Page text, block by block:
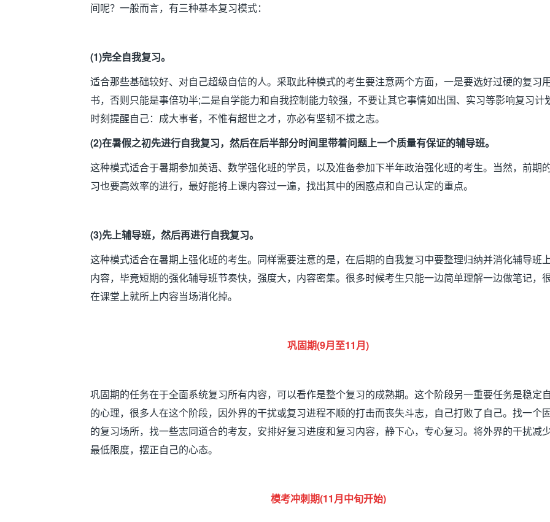
间呢？一般而言，有三种基本复习模式：
(1)完全自我复习。
适合那些基础较好、对自己超级自信的人。采取此种模式的考生要注意两个方面，一是要选好过硬的复习
书，否则只能是事倍功半;二是自学能力和自我控制能力较强，不要让其它事情如出国、实习等影响复习计
时刻提醒自己：成大事者，不惟有超世之才，亦必有坚韧不拔之志。
(2)在暑假之初先进行自我复习，然后在后半部分时间里带着问题上一个质量有保证的辅导班。
这种模式适合于暑期参加英语、数学强化班的学员，以及准备参加下半年政治强化班的考生。当然，前期
习也要高效率的进行，最好能将上课内容过一遍，找出其中的困惑点和自己认定的重点。
(3)先上辅导班，然后再进行自我复习。
这种模式适合在暑期上强化班的考生。同样需要注意的是，在后期的自我复习中要整理归纳并消化辅导班
内容，毕竟短期的强化辅导班节奏快，强度大，内容密集。很多时候考生只能一边简单理解一边做笔记，
在课堂上就所上内容当场消化掉。
巩固期(9月至11月)
巩固期的任务在于全面系统复习所有内容，可以看作是整个复习的成熟期。这个阶段另一重要任务是稳定
的心理，很多人在这个阶段，因外界的干扰或复习进程不顺的打击而丧失斗志，自己打败了自己。找一个
的复习场所，找一些志同道合的考友，安排好复习进度和复习内容，静下心，专心复习。将外界的干扰减
最低限度，摆正自己的心态。
模考冲刺期(11月中旬开始)